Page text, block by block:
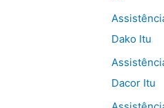
Dako Itu
Dacor Itu